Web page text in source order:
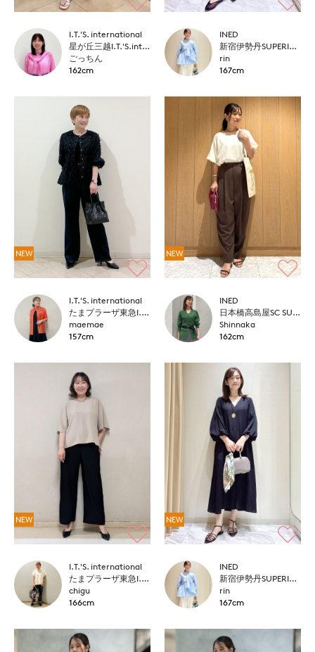
I.T.'S. international
星が丘三越I.T.'S.international
ごっちん
162cm
INED
新宿伊勢丹SUPERIOR CLOSET
rin
167cm
NEW
I.T.'S. international
たまプラーザ東急I.T.'S.international
maemae
157cm
NEW
INED
日本橋高島屋SC SUPERIOR CLOSET
Shinnaka
162cm
NEW
I.T.'S. international
たまプラーザ東急I.T.'S.international
chigu
166cm
NEW
INED
新宿伊勢丹SUPERIOR CLOSET
rin
167cm